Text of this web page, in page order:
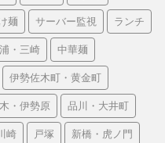
麺 サーバー監視 ランチ
・三崎 中華麺
伊勢佐木町・黄金町
・伊勢原 品川・大井町
崎 戸塚 新橋・虎ノ門